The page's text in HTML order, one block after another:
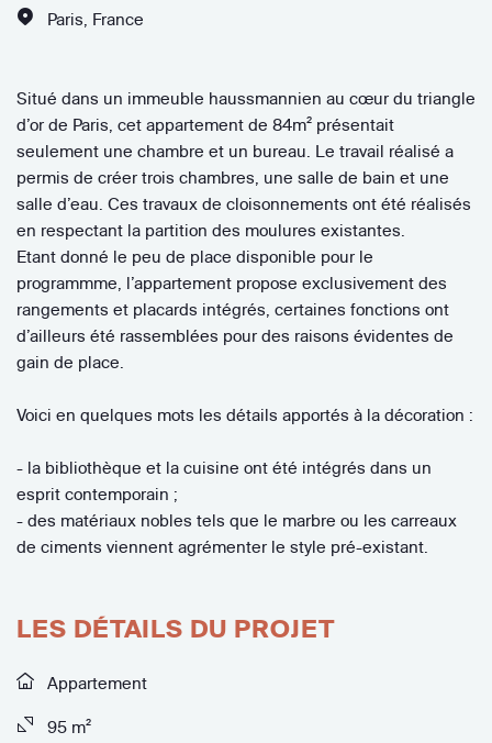
Paris France
Situé dans un immeuble haussmannien au cœur du triangle
d’or de Paris, cet appartement de 84m² présentait
seulement une chambre et un bureau. Le travail réalisé a
permis de créer trois chambres, une salle de bain et une
salle d’eau. Ces travaux de cloisonnements ont été réalisés
en respectant la partition des moulures existantes.
Etant donné le peu de place disponible pour le
programmme, l’appartement propose exclusivement des
rangements et placards intégrés, certaines fonctions ont
d’ailleurs été rassemblées pour des raisons évidentes de
gain de place.
Voici en quelques mots les détails apportés à la décoration :
- la bibliothèque et la cuisine ont été intégrés dans un
esprit contemporain ;
- des matériaux nobles tels que le marbre ou les carreaux
de ciments viennent agrémenter le style pré-existant.
LES DÉTAILS DU PROJET
Appartement
95 m²